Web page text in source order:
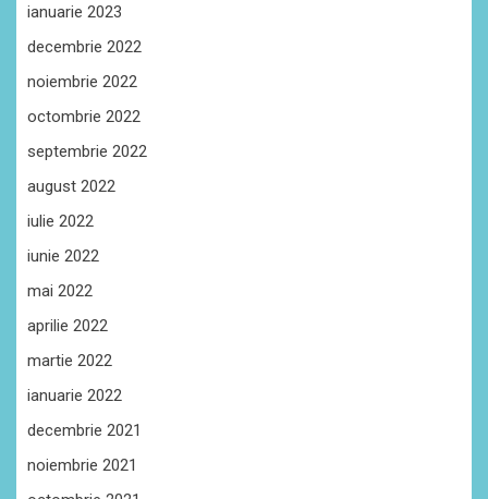
ianuarie 2023
decembrie 2022
noiembrie 2022
octombrie 2022
septembrie 2022
august 2022
iulie 2022
iunie 2022
mai 2022
aprilie 2022
martie 2022
ianuarie 2022
decembrie 2021
noiembrie 2021